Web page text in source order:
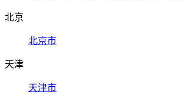
北京
北京市
天津
天津市